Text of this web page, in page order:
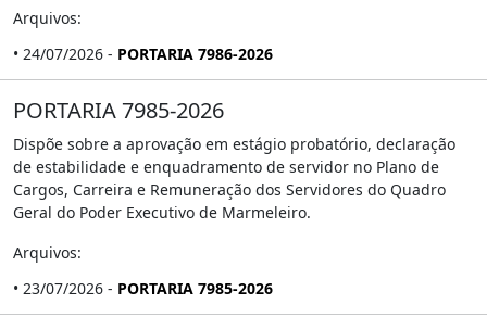
Arquivos:
• 24/07/2026 - PORTARIA 7986-2026
PORTARIA 7985-2026
Dispõe sobre a aprovação em estágio probatório, declaração
de estabilidade e enquadramento de servidor no Plano de
Cargos, Carreira e Remuneração dos Servidores do Quadro
Geral do Poder Executivo de Marmeleiro.
Arquivos:
• 23/07/2026 - PORTARIA 7985-2026